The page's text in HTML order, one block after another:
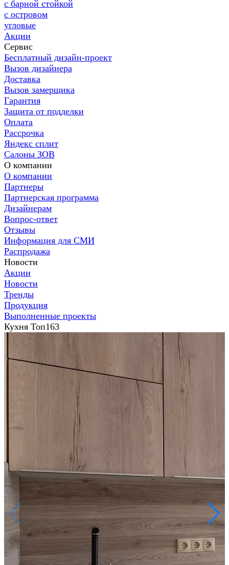
с барной стойкой
с островом
угловые
Акции
Сервис
Бесплатный дизайн-проект
Вызов дизайнера
Доставка
Вызов замерщика
Гарантия
Защита от подделки
Оплата
Рассрочка
Яндекс сплит
Салоны ЗОВ
О компании
О компании
Партнеры
Партнерская программа
Дизайнерам
Вопрос-ответ
Отзывы
Информация для СМИ
Распродажа
Новости
Акции
Новости
Тренды
Продукция
Выполненные проекты
Кухня Топ163